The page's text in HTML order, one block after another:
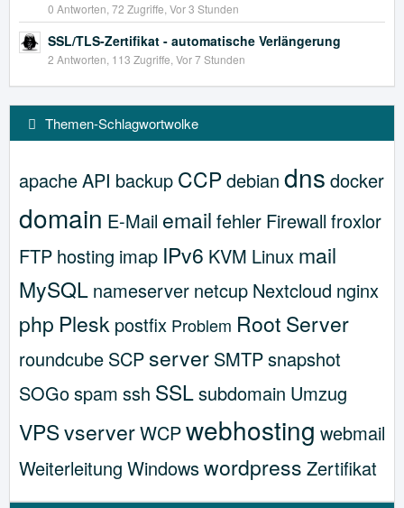
0 Antworten, 72 Zugriffe, Vor 3 Stunden
SSL/TLS-Zertifikat - automatische Verlängerung
2 Antworten, 113 Zugriffe, Vor 7 Stunden
Themen-Schlagwortwolke
apacheAPI backup CCPdebian dns docker
domain E-Mail email fehler Firewall froxlor
FTP hosting imap IPv6 KVM Linux mail
MySQL nameserver netcup Nextcloud nginx
php Plesk postfix Problem Root Server
roundcube SCPserver SMTPsnapshot
SOGospam ssh SSLsubdomain Umzug
VPSvserverWCPwebhosting webmail
Weiterleitung Windowswordpress Zertifikat